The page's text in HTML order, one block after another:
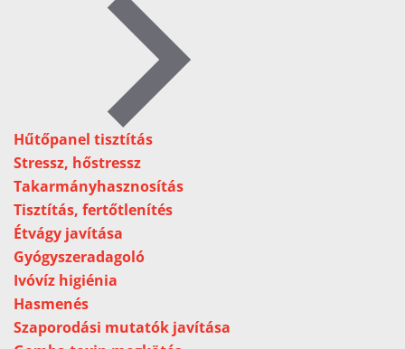
Hűtőpanel tisztítás
Stressz, hőstressz
Takarmányhasznosítás
Tisztítás, fertőtlenítés
Étvágy javítása
Gyógyszeradagoló
Ivóvíz higiénia
Hasmenés
Szaporodási mutatók javítása